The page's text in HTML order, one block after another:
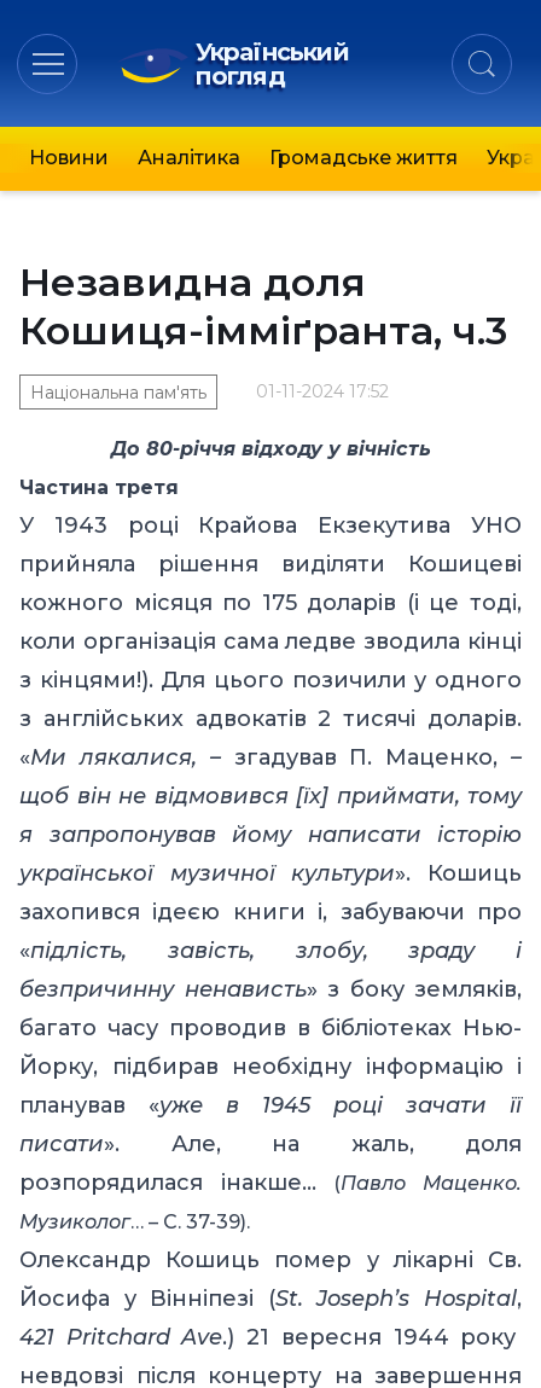
Український
погляд
Новини Аналітика Громадське життя
Незавидна доля
Кошиця-імміґранта, ч.3
01-11-2024 17:52
Національна пам'ять
До 80-річчя відходу у вічність
Частина третя
У 1943 році Крайова Екзекутива УНО
прийняла рішення виділяти Кошицеві
кожного місяця по 175 доларів (і це тоді,
коли організація сама ледве зводила кінці
з кінцями!). Для цього позичили у одного
з англійських адвокатів 2 тисячі доларів.
«Ми лякалися, – згадував П. Маценко, –
щоб він не відмовився [їx] приймати, тому
я запропонував йому написати історію
української музичної культури». Кошиць
захопився ідеєю книги і, забуваючи про
«підлість, завість, злобу, зраду і
безпричинну ненависть» з боку земляків,
багато часу проводив в бібліотеках Нью-
Йорку, підбирав необхідну інформацію і
планував «уже в 1945 році зачати її
писати». Але, на жаль, доля
розпорядилася інакше…
(Павло Маценко.
Музиколог… – C. 37-39).
Олександр Кошиць помер у лікарні Св.
Йосифа у Вінніпезі (St. Joseph’s Hospital,
421 Pritchard Ave.) 21 вересня 1944 року
невдовзі після концерту на завершення